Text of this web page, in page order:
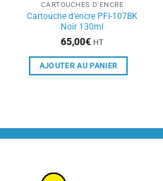
CARTOUCHES D'ENCRE
Cartouche d’encre PFI-107BK
Noir 130ml
65,00€ HT
AJOUTER AU PANIER